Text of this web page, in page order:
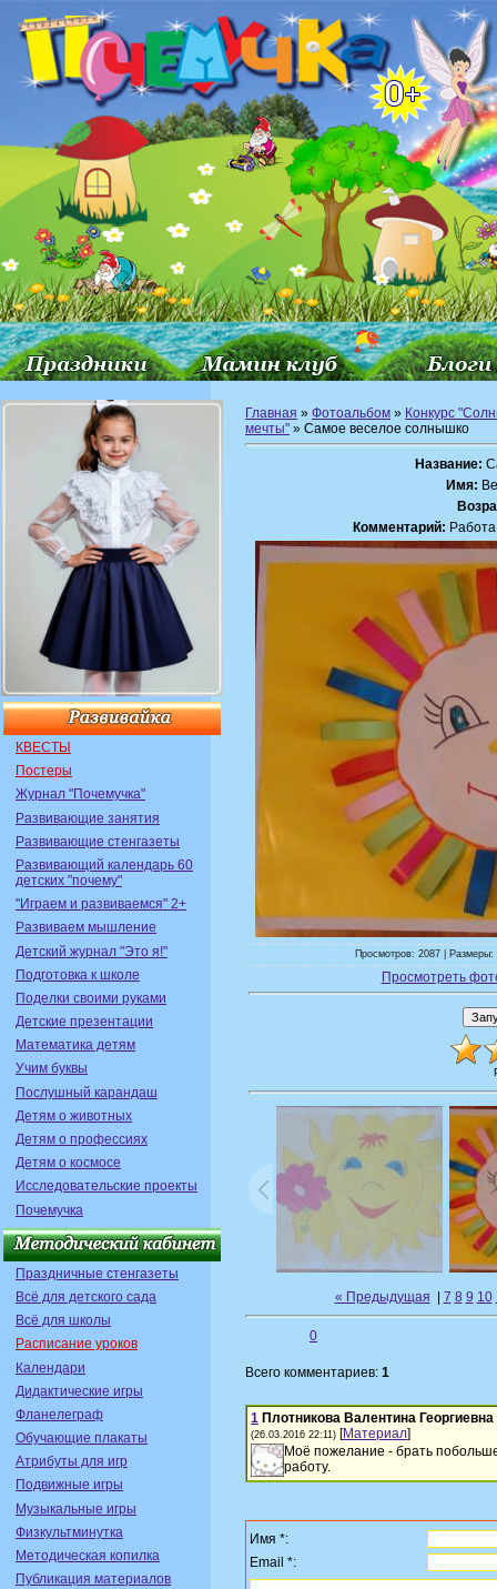
КВЕСТЫ
Постеры
Журнал "Почемучка"
Развивающие занятия
Развивающие стенгазеты
Развивающий календарь 60
детских "почему"
"Играем и развиваемся" 2+
Развиваем мышление
Детский журнал "Это я!"
Подготовка к школе
Поделки своими руками
Детские презентации
Математика детям
Учим буквы
Послушный карандаш
Детям о животных
Детям о профессиях
Детям о космосе
Исследовательские проекты
Почемучка
Праздничные стенгазеты
Всё для детского сада
Всё для школы
Расписание уроков
Календари
Дидактические игры
Фланелеграф
Обучающие плакаты
Атрибуты для игр
Подвижные игры
Музыкальные игры
Физкультминутка
Методическая копилка
Публикация материалов
Главная » Фотоальбом » Конкурс
мечты" » Самое веселое солнышко
Название:
Имя:
Комментарий:
Просмотров: 2087 |
Просмотреть
« Предыдущая 7 8 9 10
0
Всего комментариев: 1
1 Плотникова Валентина Георгиевна
(26.03.2016 22:11) [Материал]
Моё пожелание - брать
работу.
Имя *:
Email *: